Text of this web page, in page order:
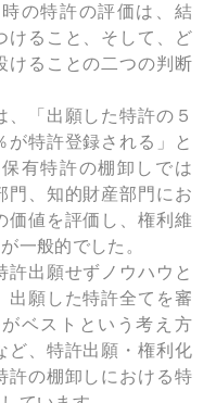
の特許の評価は、結
けること、そして、ど
けることの二つの判断
「出願した特許の５
が特許登録される」と
有特許の棚卸しでは
門、知的財産部門にお
価値を評価し、権利維
一般的でした。
出願せずノウハウと
出願した特許全てを審
ベストという考え方
ど、特許出願・権利化
許の棚卸しにおける特